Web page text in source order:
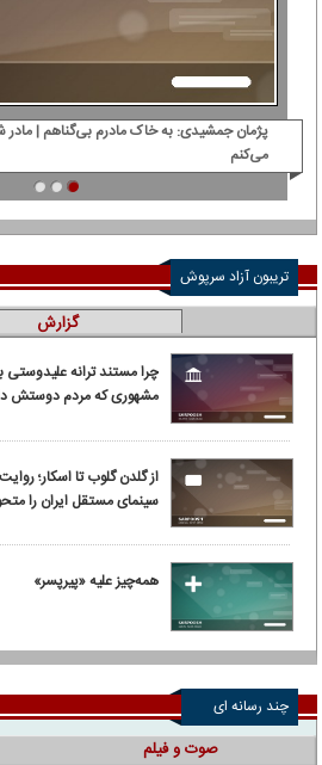
پژمان جمشیدی: ‌به خاک مادرم بی‌گناهم | مادر
می‌کنم
تریبون آزاد سرپوش
گزارش
چرا مستند ترانه علیدوستی
مشهوری که مردم دوستش
از گلدن گلوب تا اسکار؛
سینمای مستقل ایران را
همه‌چیز علیه «پیرپسر»
چند رسانه ای
صوت و فیلم